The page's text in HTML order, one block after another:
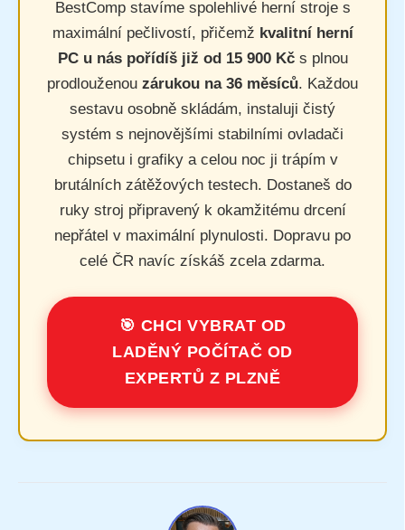
BestComp stavíme spolehlivé herní stroje s
maximální pečlivostí, přičemž kvalitní herní
PC u nás pořídíš již od 15 900 Kčs plnou
prodlouženou zárukou na 36 měsíců. Každou
sestavu osobně skládám, instaluji čistý
systém s nejnovějšími stabilními ovladači
chipsetu i grafiky a celou noc ji trápím v
brutálních zátěžových testech. Dostaneš do
ruky stroj připravený k okamžitému drcení
nepřátel v maximální plynulosti. Dopravu po
celé ČR navíc získáš zcela zdarma.
🎯 CHCI VYBRAT OD
LADĚNÝ POČÍTAČ OD
EXPERTŮ Z PLZNĚ